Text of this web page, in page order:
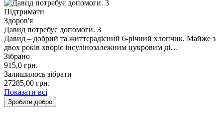
Підтримати
Здоров'я
Давид потребує допомоги. 3
Давид – добрий та життєрадісний 6-річний хлопчик. Майже з
двох років хворіє інсулінозалежним цукровим ді…
Зібрано
915,0 грн.
Залишилось зібрати
27285,00 грн.
Показати всі
Зробити добро